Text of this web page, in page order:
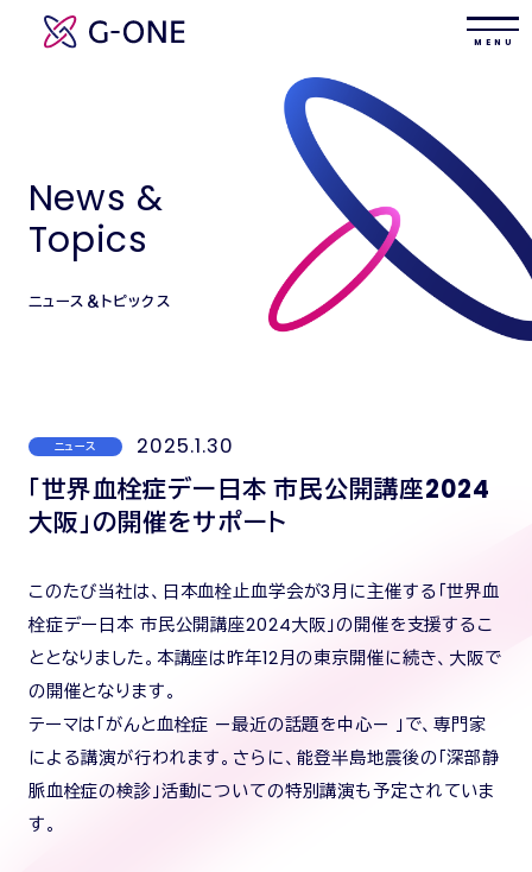
M E N U
News &
Topics
ニュース＆トピックス
ニュース 2025.1.30
「世界血栓症デー日本 市民公開講座2024
大阪」の開催をサポート
このたび当社は、日本血栓止血学会が3月に主催する「世界血
栓症デー日本 市民公開講座2024大阪」の開催を支援するこ
ととなりました。本講座は昨年12月の東京開催に続き、大阪で
の開催となります。
テーマは「がんと血栓症 —最近の話題を中心— 」で、専門家
による講演が行われます。さらに、能登半島地震後の「深部静
脈血栓症の検診」活動についての特別講演も予定されていま
す。